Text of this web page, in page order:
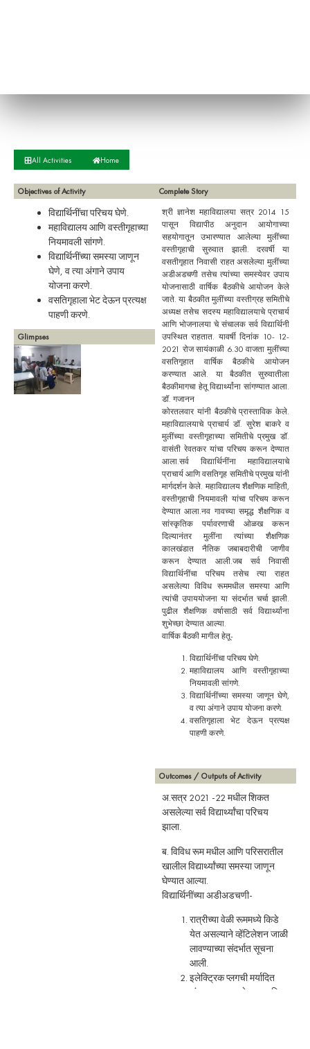
All Activities Home
Objectives of Activity
विद्यार्थिनींचा परिचय घेणे.
महाविद्यालय आणि वस्तीगृहाच्या
नियमावली सांगणे.
विद्यार्थिनींच्या समस्या जाणून
घेणे, व त्या अंगाने उपाय
योजना करणे.
वसतिगृहाला भेट देऊन प्रत्यक्ष
पाहणी करणे.
Glimpses
Complete Story
श्री ज्ञानेश महाविद्यालया सत्र 2014 15
पासून विद्यापीठ अनुदान आयोगाच्या
सहयोगातून उभारण्यात आलेल्या मुलींच्या
वस्तीगृहाची सुरुवात झाली. दरवर्षी या
वसतीगृहात निवासी राहत असलेल्या मुलींच्या
अडीअडचणी तसेच त्यांच्या समस्येवर उपाय
योजनासाठी वार्षिक बैठकीचे आयोजन केले
जाते. या बैठकीत मुलींच्या वस्तीग्रह समितीचे
अध्यक्ष तसेच सदस्य महाविद्यालयाचे प्राचार्य
आणि भोजनालया चे संचालक सर्व विद्यार्थिनी
उपस्थित राहतात. यावर्षी दिनांक 10- 12-
2021 रोज सायंकाळी 6.30 वाजता मुलींच्या
वसतिगृहात वार्षिक बैठकीचे आयोजन
करण्यात आले. या बैठकीत सुरुवातीला
बैठकीमागचा हेतू विद्यार्थ्यांना सांगण्यात आला.
डॉ. गजानन
कोरतलवार यांनी बैठकीचे प्रास्ताविक केले.
महाविद्यालयाचे प्राचार्य डॉ. सुरेश बाकरे व
मुलींच्या वस्तीगृहाच्या समितीचे प्रमुख डॉ.
वासंती रेवतकर यांचा परिचय करून देण्यात
आला.सर्व विद्यार्थिनींना महाविद्यालयाचे
प्राचार्य आणि वसतिगृह समितीचे प्रमुख यांनी
मार्गदर्शन केले. महाविद्यालय शैक्षणिक माहिती,
वस्तीगृहाची नियमावली यांचा परिचय करून
देण्यात आला.नव गावच्या समृद्ध शैक्षणिक व
सांस्कृतिक पर्यावरणाची ओळख करून
दिल्यानंतर मुलींना त्यांच्या शैक्षणिक
कालखंडात नैतिक जबाबदारीची जाणीव
करून देण्यात आली.जब सर्व निवासी
विद्यार्थिनींचा परिचय तसेच त्या राहत
असलेल्या विविध रूममधील समस्या आणि
त्यांची उपाययोजना या संदर्भात चर्चा झाली.
पुढील शैक्षणिक वर्षासाठी सर्व विद्यार्थ्यांना
शुभेच्छा देण्यात आल्या.
वार्षिक बैठकी मागील हेतू-
विद्यार्थिनींचा परिचय घेणे.
महाविद्यालय आणि वस्तीगृहाच्या
नियमावली सांगणे.
विद्यार्थिनींच्या समस्या जाणून घेणे,
व त्या अंगाने उपाय योजना करणे.
वसतिगृहाला भेट देऊन प्रत्यक्ष
पाहणी करणे.
Outcomes / Outputs of Activity
अ.सत्र 2021 -22 मधील शिकत
असलेल्या सर्व विद्यार्थ्यांचा परिचय
झाला.
ब. विविध रूम मधील आणि परिसरातील
खालील विद्यार्थ्यांच्या समस्या जाणून
घेण्यात आल्या.
विद्यार्थिनींच्या अडीअडचणी-
रात्रीच्या वेळी रूममध्ये किडे
येत असल्याने व्हेंटिलेशन जाळी
लावण्याच्या संदर्भात सूचना
आली.
इलेक्ट्रिक प्लगची मर्यादित
संख्या असल्यामुळे प्लग अधिक